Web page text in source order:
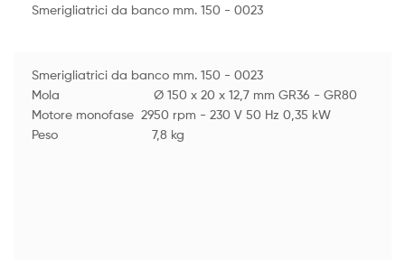
Smerigliatrici da banco mm. 150 - 0023
Smerigliatrici da banco mm. 150 - 0023
Mola Ø 150 x 20 x 12,7 mm GR36 - GR80
Motore monofase 2950 rpm - 230 V 50 Hz 0,35 kW
Peso 7,8 kg